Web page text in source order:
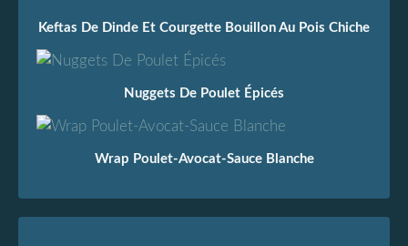
Keftas De Dinde Et Courgette Bouillon Au Pois Chiche
Nuggets De Poulet Épicés
Wrap Poulet-Avocat-Sauce Blanche